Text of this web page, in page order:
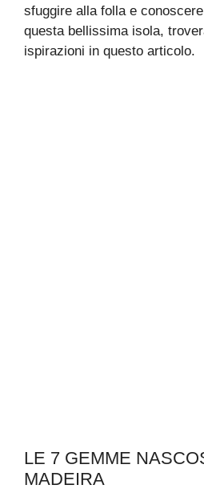
sfuggire alla folla e
questa bellissima isola,
ispirazioni in questo articolo.
LE 7 GEMME
MADEIRA